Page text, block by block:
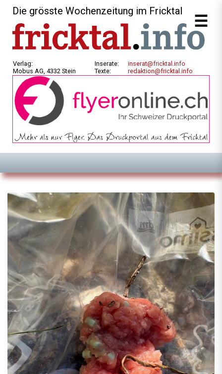
Die grösste Wochenzeitung im Fricktal
Verlag:
Mobus AG, 4332 Stein
Inserate:
Texte:
inserat@fricktal.info
redaktion@fricktal.info